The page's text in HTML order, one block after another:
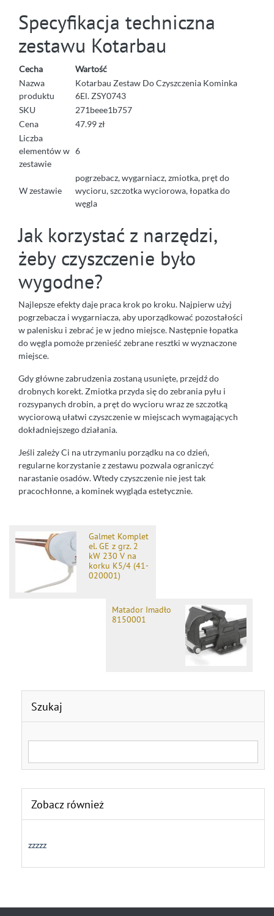
Specyfikacja techniczna
zestawu Kotarbau
Cecha
Wartość
Nazwa
produktu
Kotarbau Zestaw Do Czyszczenia Kominka
6El. ZSY0743
SKU
271beee1b757
Cena
47.99 zł
Liczba
elementów w
zestawie
6
W zestawie
pogrzebacz, wygarniacz, zmiotka, pręt do
wycioru, szczotka wyciorowa, łopatka do
węgla
Jak korzystać z narzędzi,
żeby czyszczenie było
wygodne?
Najlepsze efekty daje praca krok po kroku. Najpierw użyj
pogrzebacza i wygarniacza, aby uporządkować pozostałości
w palenisku i zebrać je w jedno miejsce. Następnie łopatka
do węgla pomoże przenieść zebrane resztki w wyznaczone
miejsce.
Gdy główne zabrudzenia zostaną usunięte, przejdź do
drobnych korekt. Zmiotka przyda się do zebrania pyłu i
rozsypanych drobin, a pręt do wycioru wraz ze szczotką
wyciorową ułatwi czyszczenie w miejscach wymagających
dokładniejszego działania.
Jeśli zależy Ci na utrzymaniu porządku na co dzień,
regularne korzystanie z zestawu pozwala ograniczyć
narastanie osadów. Wtedy czyszczenie nie jest tak
pracochłonne, a kominek wygląda estetycznie.
Galmet Komplet
el. GE z grz. 2
kW 230 V na
korku K5/4 (41-
020001)
Matador Imadło
8150001
Szukaj
Zobacz również
zzzzz